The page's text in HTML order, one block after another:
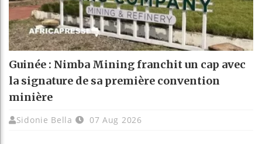
Guinée : Nimba Mining franchit un cap avec
la signature de sa première convention
minière
Sidonie Bella 07 Aug 2026